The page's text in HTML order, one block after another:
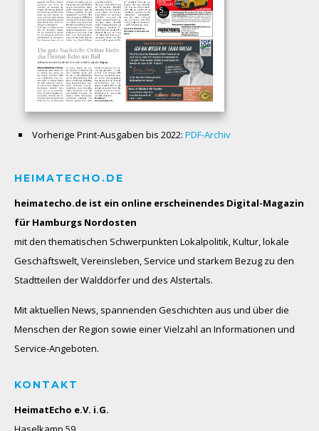
Vorherige Print-Ausgaben bis 2022: PDF-Archiv
HEIMATECHO.DE
heimatecho.de ist ein online erscheinendes Digital-Magazin
für Hamburgs Nordosten
mit den thematischen Schwerpunkten Lokalpolitik, Kultur, lokale
Geschäftswelt, Vereinsleben, Service und starkem Bezug zu den
Stadtteilen der Walddörfer und des Alstertals.
Mit aktuellen News, spannenden Geschichten aus und über die
Menschen der Region sowie einer Vielzahl an Informationen und
Service-Angeboten.
KONTAKT
HeimatEcho e.V. i.G.